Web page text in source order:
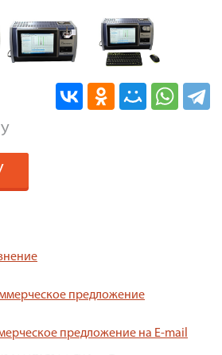
предложение
предложение на E-mail